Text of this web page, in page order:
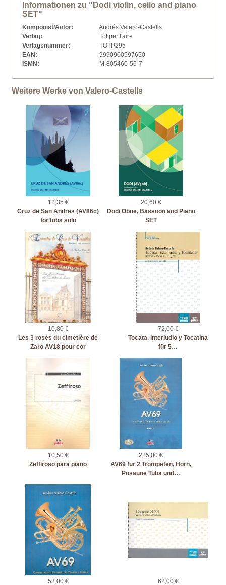
Informationen zu "Dodi violin, cello and piano
SET"
Komponist/Autor:
Andrés Valero-Castells
Verlag:
Tot per l'aire
Verlagsnummer:
TOTP295
EAN:
9990900597650
ISMN:
M-805460-56-7
Weitere Werke von Valero-Castells
12,35 €
Cruz de San Andres (AV86c)
for tuba solo
20,60 €
Dodi Oboe, Bassoon and Piano
SET
10,80 €
Les 3 roses du cimetière de
Zaro AV18 pour cor
72,00 €
Tocata, Interludio y Tocatina
für 5…
10,50 €
Zeffiroso para piano
225,00 €
AV69 für 2 Trompeten, Horn,
Posaune Tuba und…
53,00 € 62,00 €